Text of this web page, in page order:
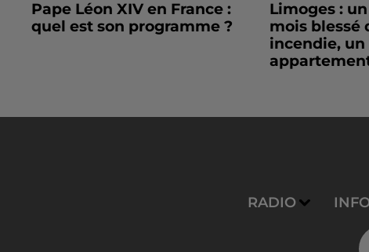
Pape Léon XIV en France :
quel est son programme ?
Limoges :
mois blessé
incendie, un
RADIO